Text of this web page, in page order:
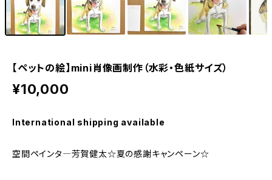
【ペットの絵】mini肖像画制作（水彩・色紙サイズ）
¥10,000
International shipping available
空間ペインタ―芳賀健太☆夏の感謝キャンペーン☆